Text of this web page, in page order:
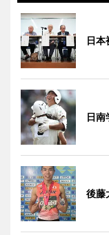
日本
日
後藤